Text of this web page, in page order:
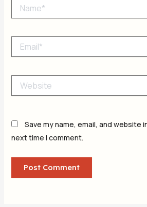
Save my name, email, and website
next time I comment.